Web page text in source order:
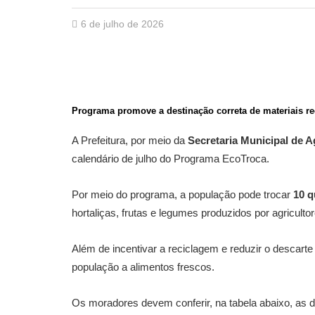
6 de julho de 2026
Programa promove a destinação correta de materiais
A Prefeitura, por meio da Secretaria Municipal de
calendário de julho do Programa EcoTroca.
Por meio do programa, a população pode trocar 10
hortaliças, frutas e legumes produzidos por
Além de incentivar a reciclagem e reduzir o
população a alimentos frescos.
Os moradores devem conferir, na tabela abaixo, as